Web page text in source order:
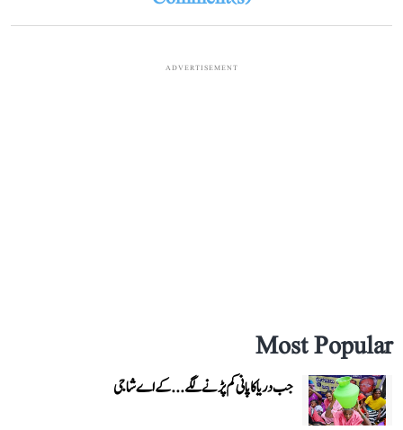
ADVERTISEMENT
Most Popular
جب دریا کا پانی کم پڑنے لگے...کے اے شاجی